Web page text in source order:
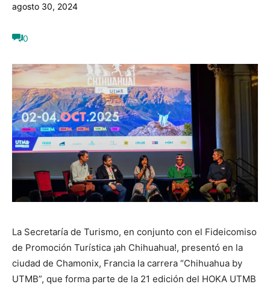
agosto 30, 2024
0
La Secretaría de Turismo, en conjunto con el Fideicomiso
de Promoción Turística ¡ah Chihuahua!, presentó en la
ciudad de Chamonix, Francia la carrera “Chihuahua by
UTMB”, que forma parte de la 21 edición del HOKA UTMB